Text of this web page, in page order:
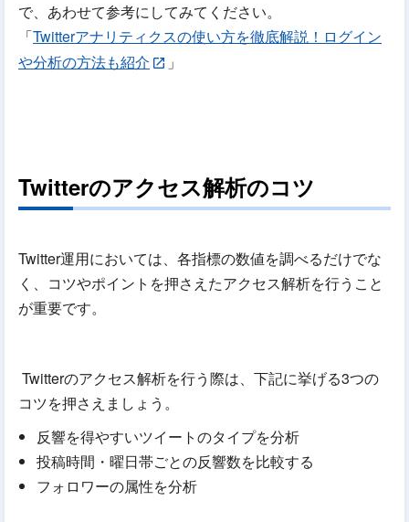
で、あわせて参考にしてみてください。
「Twitterアナリティクスの使い方を徹底解説！ログイン
や分析の方法も紹介
」
Twitterのアクセス解析のコツ
Twitter運用においては、各指標の数値を調べるだけでな
く、コツやポイントを押さえたアクセス解析を行うこと
が重要です。
Twitterのアクセス解析を行う際は、下記に挙げる3つの
コツを押さえましょう。
反響を得やすいツイートのタイプを分析
投稿時間・曜日帯ごとの反響数を比較する
フォロワーの属性を分析